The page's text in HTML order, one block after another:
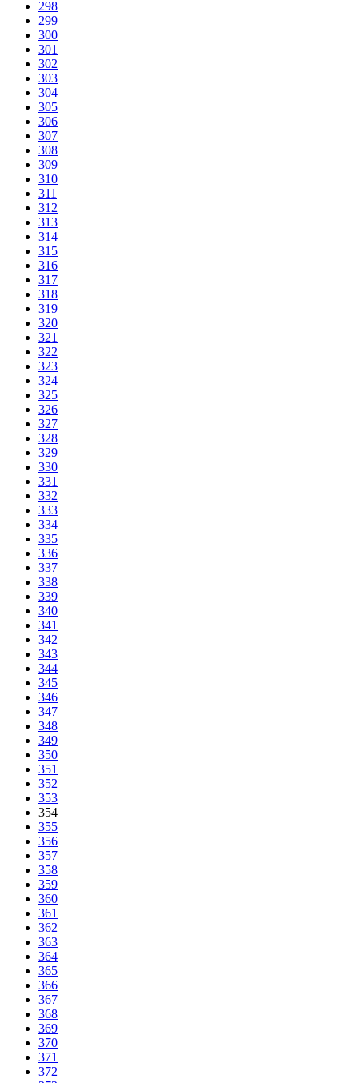
298
299
300
301
302
303
304
305
306
307
308
309
310
311
312
313
314
315
316
317
318
319
320
321
322
323
324
325
326
327
328
329
330
331
332
333
334
335
336
337
338
339
340
341
342
343
344
345
346
347
348
349
350
351
352
353
354
355
356
357
358
359
360
361
362
363
364
365
366
367
368
369
370
371
372